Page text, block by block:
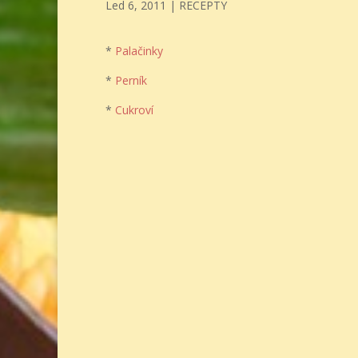
Led 6, 2011 | RECEPTY
* Palačinky
* Perník
* Cukroví